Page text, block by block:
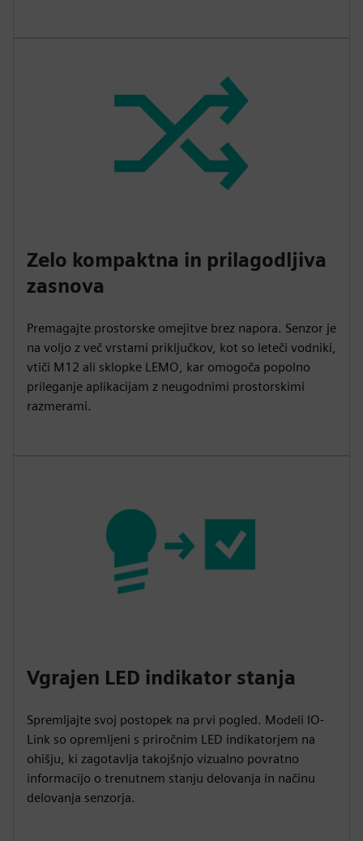
Zelo kompaktna in prilagodljiva
zasnova
Premagajte prostorske omejitve brez napora. Senzor je
na voljo z več vrstami priključkov, kot so leteči vodniki,
vtiči M12 ali sklopke LEMO, kar omogoča popolno
prileganje aplikacijam z neugodnimi prostorskimi
razmerami.
Vgrajen LED indikator stanja
Spremljajte svoj postopek na prvi pogled. Modeli IO-
Link so opremljeni s priročnim LED indikatorjem na
ohišju, ki zagotavlja takojšnjo vizualno povratno
informacijo o trenutnem stanju delovanja in načinu
delovanja senzorja.